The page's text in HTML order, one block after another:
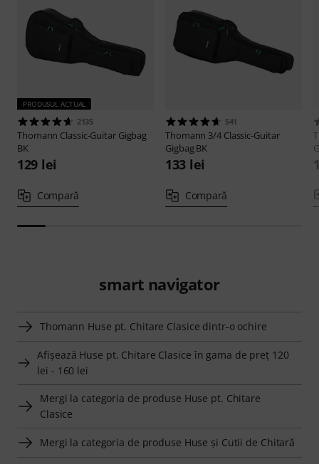
PRODUSUL ACTUAL
2135
Thomann Classic-Guitar Gigbag
BK
129 lei
Compară
541
Thomann 3/4 Classic-Guitar
Gigbag BK
133 lei
Compară
smart navigator
Thomann Huse pt. Chitare Clasice dintr-o ochire
Afişează Huse pt. Chitare Clasice în gama de preţ 120
lei - 160 lei
Mergi la categoria de produse Huse pt. Chitare
Clasice
Mergi la categoria de produse Huse şi Cutii de Chitară